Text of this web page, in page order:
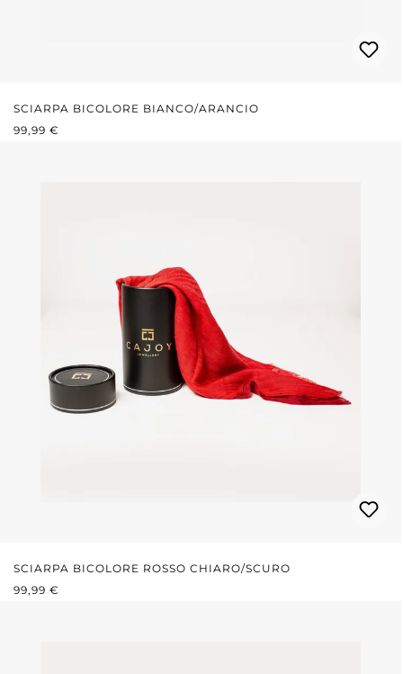
SCIARPA BICOLORE BIANCO/ARANCIO
PREZZO NORMALE:
99,99 €
SCIARPA BICOLORE ROSSO CHIARO/SCURO
PREZZO NORMALE:
99,99 €